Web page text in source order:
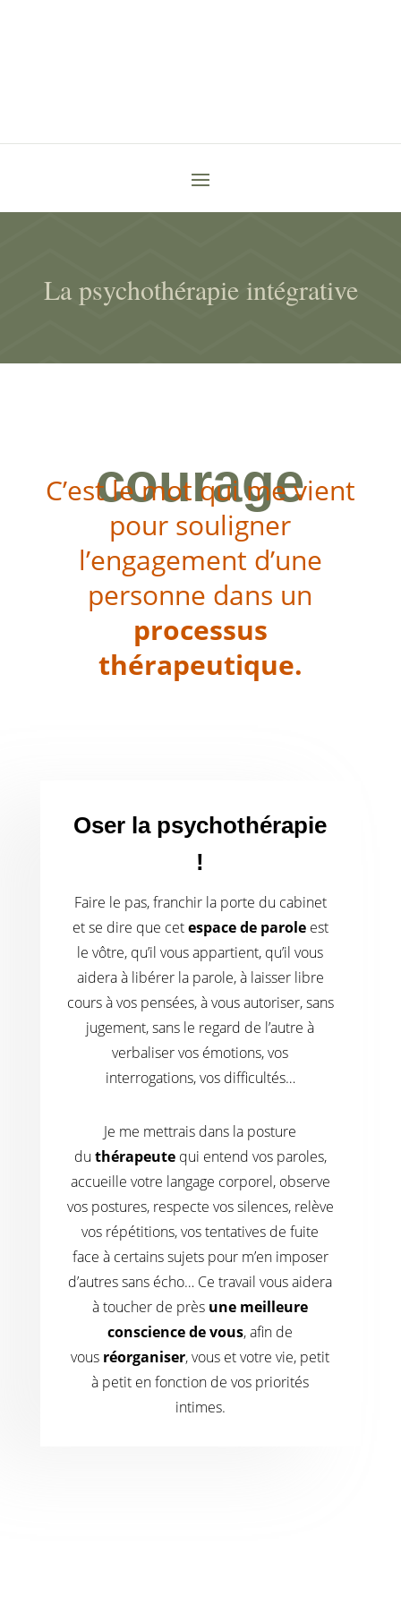
La psychothérapie intégrative
courage
C’est le mot qui me vient
pour souligner
l’engagement d’une
personne dans un
processus
thérapeutique.
Oser la psychothérapie
!
Faire le pas, franchir la porte du cabinet
et se dire que cetespace de paroleest
le vôtre, qu’il vous appartient, qu’il vous
aidera à libérer la parole, à laisser libre
cours à vos pensées, à vous autoriser, sans
jugement, sans le regard de l’autre à
verbaliser vos émotions, vos
interrogations, vos difficultés…
Je me mettrais dans la posture
du thérapeutequi entend vos paroles,
accueille votre langage corporel, observe
vos postures, respecte vos silences, relève
vos répétitions, vos tentatives de fuite
face à certains sujets pour m’en imposer
d’autres sans écho… Ce travail vous aidera
à toucher de près une meilleure
conscience de vous, afin de
vous réorganiser, vous et votre vie, petit
à petit en fonction de vos priorités
intimes.